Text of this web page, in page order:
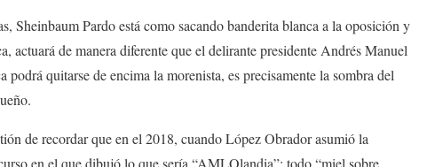
Sheinbaum Pardo está como sacando banderita blanca a la oposición y
actuará de manera diferente que el delirante presidente Andrés Manuel
quitarse de encima la morenista, es precisamente la sombra del
de recordar que en el 2018, cuando López Obrador asumió la
en el que dibujó lo que sería “AMLOlandia”; todo “miel sobre